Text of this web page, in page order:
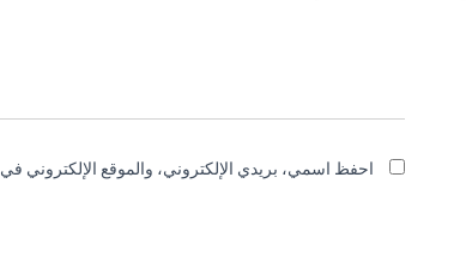
احفظ اسمي، بريدي الإلكتروني، والموقع الإلكتروني